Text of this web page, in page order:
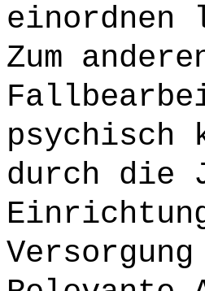
einordnen
Zum
psychisch
durch die